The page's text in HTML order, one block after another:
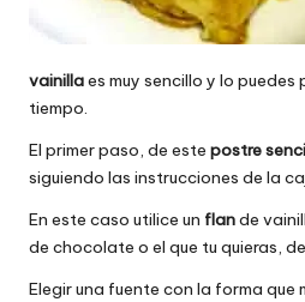
vainillaes muy sencillo y lo puedes
tiempo.
El primer paso, de este postre
siguiendo las instrucciones de la
En este caso utilice un flande
de chocolate o el que tu quieras,
Elegir una fuente con la forma que